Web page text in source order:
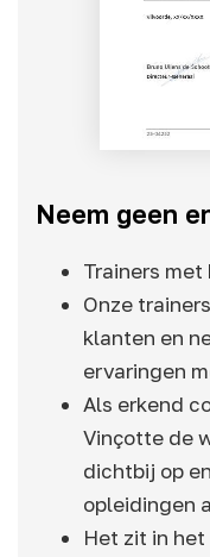
Neem geen
Trainers met
Onze
klanten en
ervaringen
Als erkend
Vinçotte de
dichtbij op
opleidingen
Het zit in het